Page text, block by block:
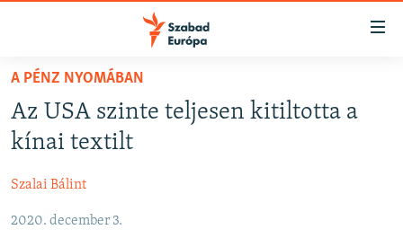
Akadálymentes
Ugrás
fő
oldalra
Ugrás
AKTUÁLIS
VIDEÓK
ELEMZŐ
A PÉNZ NYOMÁBAN
Az USA szinte teljesen kitiltotta a
kínai textilt
Szalai Bálint
2020. december 3.